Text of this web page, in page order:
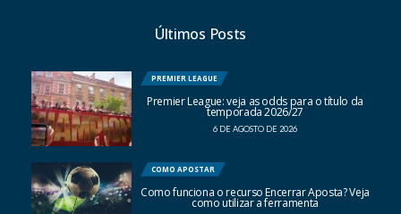
Últimos Posts
PREMIER LEAGUE
Premier League: veja as odds para o título da
temporada 2026/27
6 DE AGOSTO DE 2026
COMO APOSTAR
Como funciona o recurso Encerrar Aposta? Veja
como utilizar a ferramenta